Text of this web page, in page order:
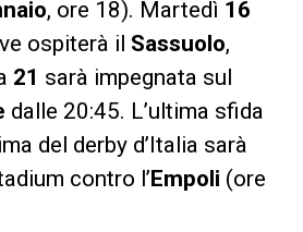
, ore 18). Martedì 16
ospiterà il Sassuolo,
21 sarà impegnata sul
dalle 20:45. L’ultima sfida
del derby d’Italia sarà
contro l’Empoli (ore